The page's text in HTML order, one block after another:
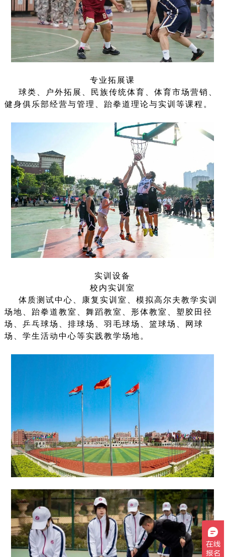
专业拓展课
球类、户外拓展、民族传统体育、体育市场营销、
健身俱乐部经营与管理、跆拳道理论与实训等课程。
实训设备
校内实训室
体质测试中心、康复实训室、模拟高尔夫教学实训
场地、跆拳道教室、舞蹈教室、形体教室、塑胶田径
场、乒乓球场、排球场、羽毛球场、篮球场、网球
场、学生活动中心等实践教学场地。